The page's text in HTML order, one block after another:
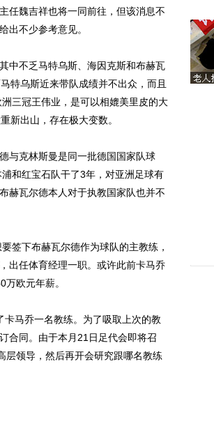
任魏吉祥也将一同前往，但该消息不
出不少参考意见。
不乏马特乌斯、海因克斯和布赫瓦
特乌斯近来带队成绩并不出众，而且
三冠王伟业，是可以相媲美里皮的大
新出山，存在极大变数。
克林斯曼是同一批德国国家队球
和红宝石队干了3年，对亚洲足球有
赫瓦尔德本人对于执教国家队也并不
签下布赫瓦尔德作为球队的主教练，
出任体育经理一职。或许此前卡马乔
欧元年薪。
马乔一名教练。为了吸取上次的教
合同。由于本月21日足代会即将召
层领导，然后再开会研究跟哪名教练